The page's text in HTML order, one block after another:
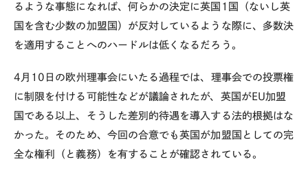
るような事態になれば、何らかの決定に英国1国（ないし英
国を含む少数の加盟国）が反対しているような際に、多数決
を適用することへのハードルは低くなるだろう。
4月10日の欧州理事会にいたる過程では、理事会での投票権
に制限を付ける可能性などが議論されたが、英国がEU加盟
国である以上、そうした差別的待遇を導入する法的根拠はな
かった。そのため、今回の合意でも英国が加盟国としての完
全な権利（と義務）を有することが確認されている。